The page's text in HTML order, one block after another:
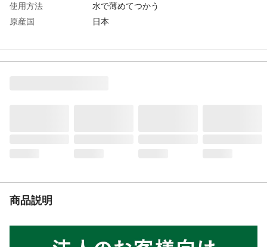
使用方法
水で薄めてつかう
原産国
日本
商品説明